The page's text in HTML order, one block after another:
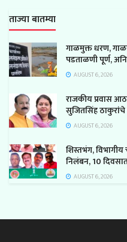
ताज्या बातम्या
गाळमुक्त धरण,
पडताळणी पूर्ण,
AUGUST 6, 2026
राजकीय प्रवास
सुजितसिंह ठाकुरांचे
AUGUST 6, 2026
शिस्तभंग,
निलंबन, 10
AUGUST 6, 2026